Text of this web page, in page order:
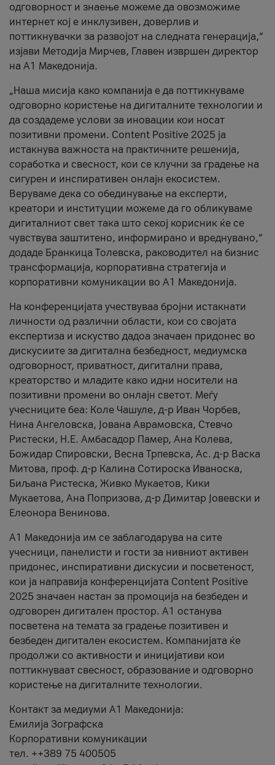
одговорност и знаење можеме да овозможиме
интернет кој е инклузивен, доверлив и
поттикнувачки за развојот на следната генерација,“
изјави Методија Мирчев, Главен извршен директор
на А1 Македонија.
„Наша мисија како компанија е да поттикнуваме
одговорно користење на дигиталните технологии и
да создадеме услови за иновации кои носат
позитивни промени. Content Positive 2025 ја
истакнува важноста на практичните решенија,
соработка и свесност, кои се клучни за градење на
сигурен и инспиративен онлајн екосистем.
Веруваме дека со обединување на експерти,
креатори и институции можеме да го обликуваме
дигиталниот свет така што секој корисник ќе се
чувствува заштитено, информирано и вреднувано,“
додаде Бранкица Толевска, раководител на бизнис
трансформација, корпоративна стратегија и
корпоративни комуникации во А1 Македонија.
На конференцијата учествуваа бројни истакнати
личности од различни области, кои со својата
експертиза и искуство дадоа значаен придонес во
дискусиите за дигитална безбедност, медиумска
одговорност, приватност, дигитални права,
креаторство и младите како идни носители на
позитивни промени во онлајн светот. Меѓу
учесниците беа: Коле Чашуле, д-р Иван Чорбев,
Нина Ангеловска, Јована Аврамовска, Стевчо
Ристески, Н.Е. Амбасадор Памер, Ана Колева,
Божидар Спировски, Весна Трпевска, Ас. д-р Васка
Митова, проф. д-р Калина Сотироска Иваноска,
Биљана Ристеска, Живко Мукаетов, Кики
Мукаетова, Ана Попризова, д-р Димитар Јовевски и
Елеонора Венинова.
А1 Македонија им се заблагодарува на сите
учесници, панелисти и гости за нивниот активен
придонес, инспиративни дискусии и посветеност,
кои ја направија конференцијата Content Positive
2025 значаен настан за промоција на безбеден и
одговорен дигитален простор. А1 останува
посветена на темата за градење позитивен и
безбеден дигитален екосистем. Компанијата ќе
продолжи со активности и иницијативи кои
поттикнуваат свесност, образование и одговорно
користење на дигиталните технологии.
Контакт за медиуми А1 Македонија:
Емилија Зографска
Корпоративни комуникации
тел. ++389 75 400505